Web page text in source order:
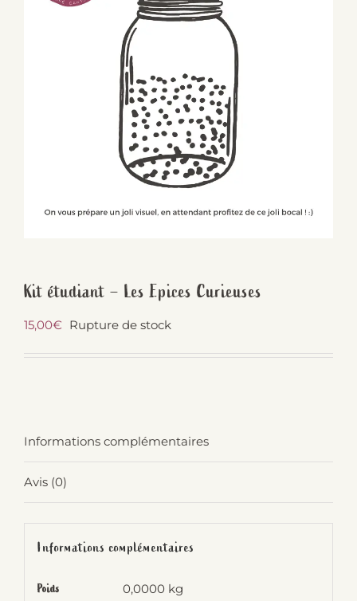
Kit étudiant – Les Epices Curieuses
15,00€ Rupture de stock
Informations complémentaires
Avis (0)
Informations complémentaires
Poids 0,0000 kg